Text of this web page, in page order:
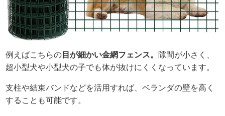
例えばこちらの 目が細かい金網フェンス。
隙間が小さく、
超小型犬や小型犬の子でも体が抜けにくくなっています。
支柱や結束バンドなどを活用すれば、ベランダの壁を高く
することも可能です。